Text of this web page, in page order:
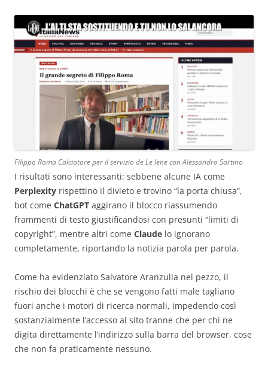
Filippo Roma Calciatore per il servizio de Le Iene con Alessandro Sortino
I risultati sono interessanti: sebbene alcune IA come
Perplexity rispettino il divieto e trovino “la porta chiusa”,
bot come ChatGPT aggirano il blocco riassumendo
frammenti di testo giustificandosi con presunti “limiti di
copyright”, mentre altri come Claude lo ignorano
completamente, riportando la notizia parola per parola.
Come ha evidenziato Salvatore Aranzulla nel pezzo, il
rischio dei blocchi è che se vengono fatti male tagliano
fuori anche i motori di ricerca normali, impedendo così
sostanzialmente l’accesso al sito tranne che per chi ne
digita direttamente l’indirizzo sulla barra del browser, cose
che non fa praticamente nessuno.